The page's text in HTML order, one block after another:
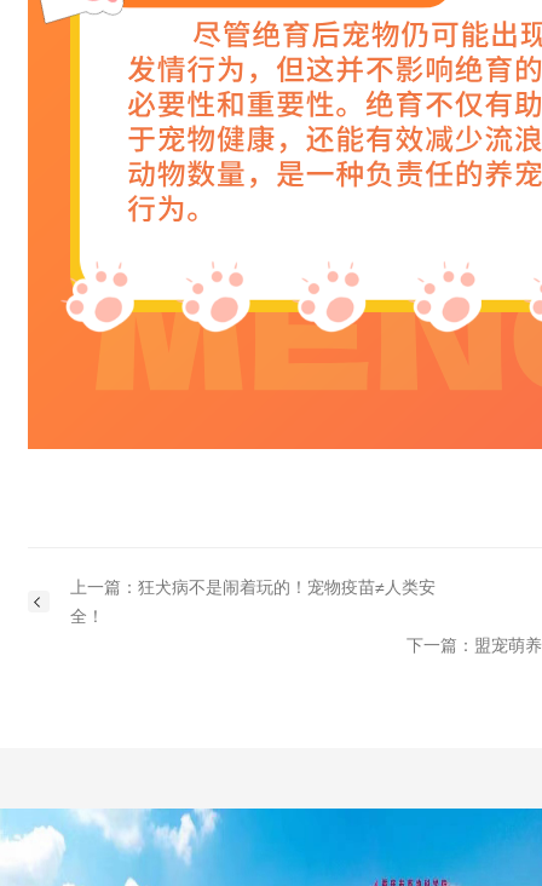
上一篇：狂犬病不是闹着玩的！宠物疫苗≠人类安
全！
下一篇：盟宠萌